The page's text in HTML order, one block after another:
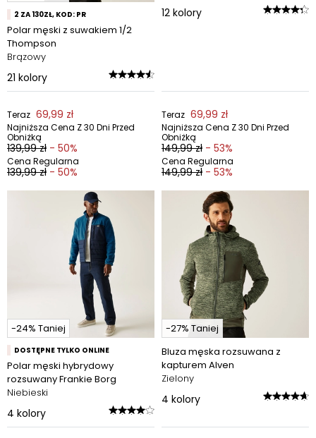
2 ZA 130ZŁ, KOD: PR
Polar męski z suwakiem 1/2
Thompson
Brązowy
21 kolory
Teraz 69,99 zł
Najniższa Cena Z 30 Dni Przed
Obniżką
139,99 zł - 50%
Cena Regularna
139,99 zł - 50%
12 kolory
Teraz 69,99 zł
Najniższa Cena Z 30 Dni Przed
Obniżką
149,99 zł - 53%
Cena Regularna
149,99 zł - 53%
-24% Taniej
DOSTĘPNE TYLKO ONLINE
Polar męski hybrydowy
rozsuwany Frankie Borg
Niebieski
4 kolory
-27% Taniej
Bluza męska rozsuwana z
kapturem Alven
Zielony
4 kolory